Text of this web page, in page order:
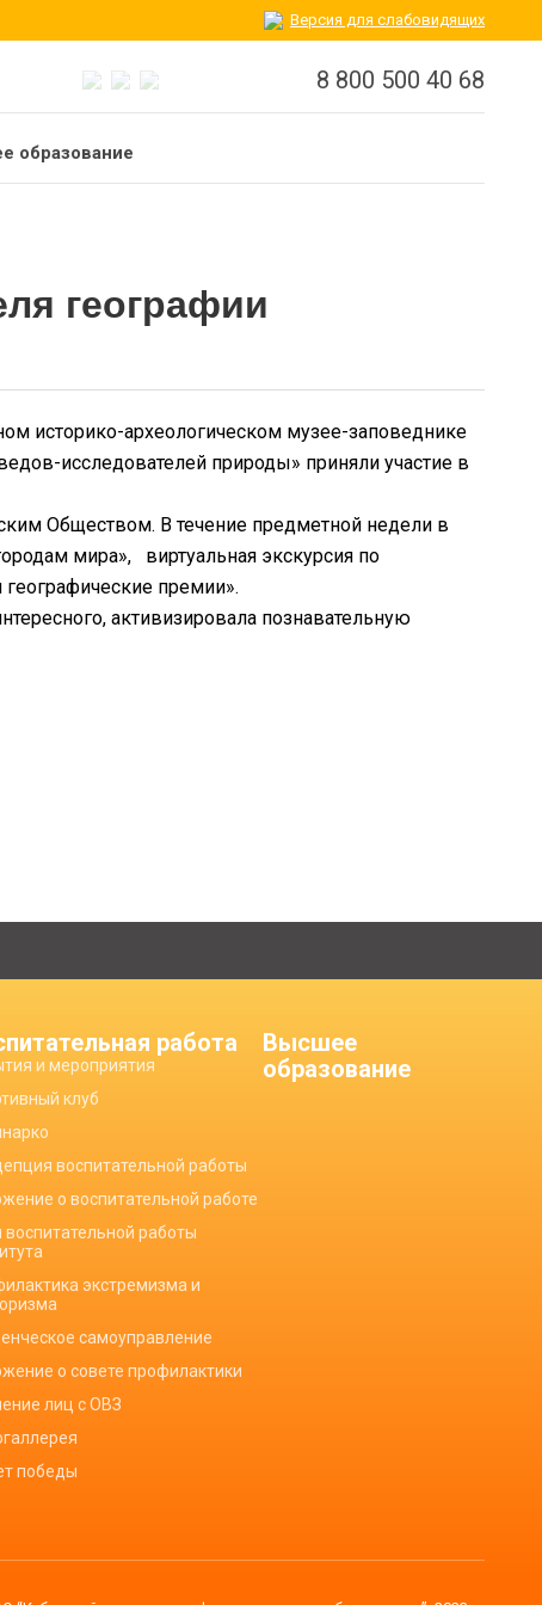
Версия для слабовидящих
8 800 500 40 68
образование
географии
историко-археологическом музее-заповеднике
исследователей природы» приняли участие в
Обществом. В течение предметной недели в
мира», виртуальная экскурсия по
премии».
активизировала познавательную
работа
и мероприятия
клуб
воспитательной работы
о воспитательной работе
воспитательной работы
экстремизма и
самоуправление
о совете профилактики
лиц с ОВЗ
победы
Высшее
образование